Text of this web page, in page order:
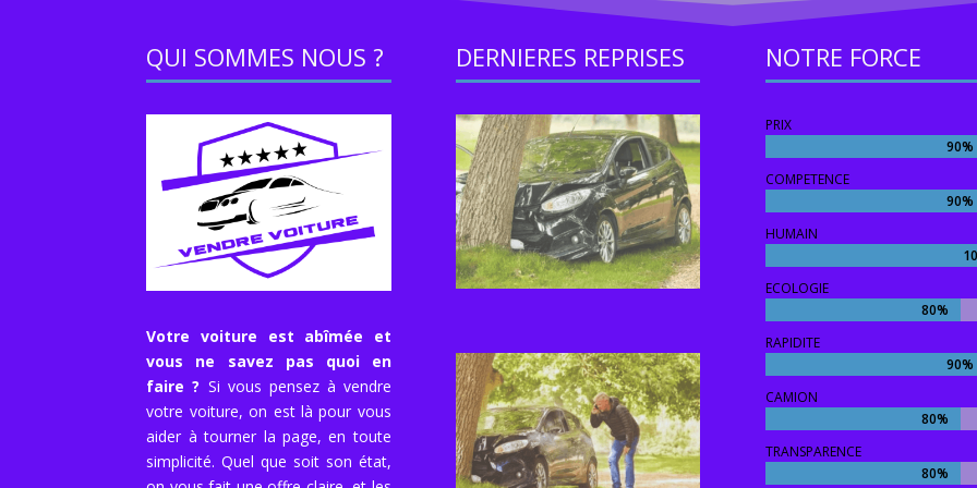
QUI SOMMES NOUS ?
Votre voiture est abîmée et
vous ne savez pas quoi en
faire ? Si vous pensez à vendre
votre voiture, on est là pour vous
aider à tourner la page, en toute
simplicité. Quel que soit son état,
DERNIERES REPRISES NOTRE FORCE
PRIX
90%
90%
COMPETENCE
90%
90%
HUMAIN
ECOLOGIE
80%
80%
RAPIDITE
90%
90%
CAMION
80%
80%
TRANSPARENCE
80%
80%